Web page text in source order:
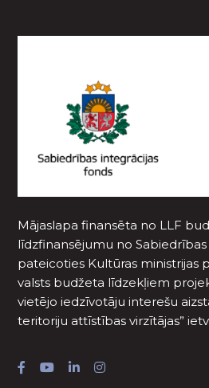
Mājaslapa finansēta no LLF
līdzfinansējumu no
pateicoties Kultūras ministrijas
valsts budžeta līdzekļiem
vietējo iedzīvotāju interešu
teritoriju attīstības virzītājas”